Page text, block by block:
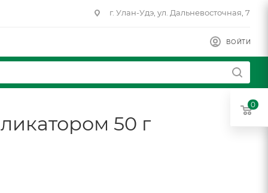
г. Улан-Удэ, ул. Дальневосточная, 7
ВОЙТИ
50 г
0